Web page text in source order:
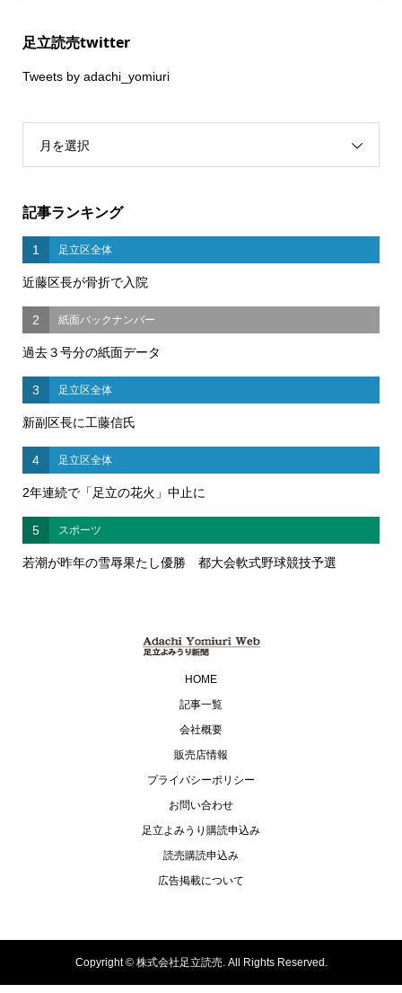
足立読売twitter
Tweets by adachi_yomiuri
月を選択
記事ランキング
1 足立区全体
近藤区長が骨折で入院
2 紙面バックナンバー
過去３号分の紙面データ
3 足立区全体
新副区長に工藤信氏
4 足立区全体
2年連続で「足立の花火」中止に
5 スポーツ
若潮が昨年の雪辱果たし優勝 都大会軟式野球競技予選
HOME
記事一覧
会社概要
販売店情報
プライバシーポリシー
お問い合わせ
足立よみうり購読申込み
読売購読申込み
広告掲載について
Copyright ©株式会社足立読売. All Rights Reserved.